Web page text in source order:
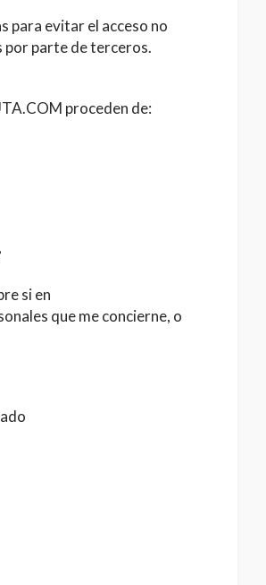
para evitar el acceso no
por parte de terceros.
proceden de:
si en
que me concierne, o
APPS
Fleetboard, el control
Benz